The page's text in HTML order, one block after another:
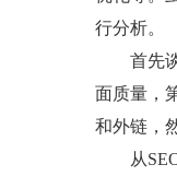
行分析。
首先谈
面质量，
和外链，
从SEO